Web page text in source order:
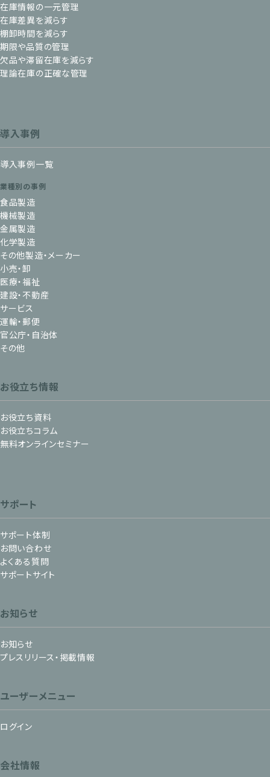
在庫情報の一元管理
在庫差異を減らす
棚卸時間を減らす
期限や品質の管理
欠品や滞留在庫を減らす
理論在庫の正確な管理
導入事例
導入事例一覧
業種別の事例
食品製造
機械製造
金属製造
化学製造
その他製造・メーカー
小売・卸
医療・福祉
建設・不動産
サービス
運輸・郵便
官公庁・自治体
その他
お役立ち情報
お役立ち資料
お役立ちコラム
無料オンラインセミナー
サポート
サポート体制
お問い合わせ
よくある質問
サポートサイト
お知らせ
お知らせ
プレスリリース・掲載情報
ユーザーメニュー
ログイン
会社情報